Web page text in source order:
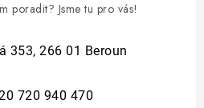
poradit? Jsme tu pro vás!
353, 266 01 Beroun
720 940 470